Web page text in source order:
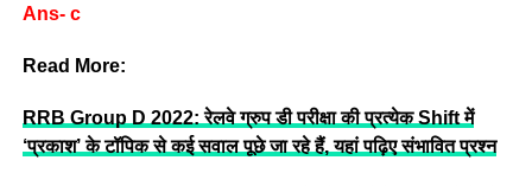
Ans- c
Read More:
RRB Group D 2022: रेलवे ग्रुप डी परीक्षा की प्रत्येक Shift में
‘प्रकाश’ के टॉपिक से कई सवाल पूछे जा रहे हैं, यहां पढ़िए संभावित प्रश्न